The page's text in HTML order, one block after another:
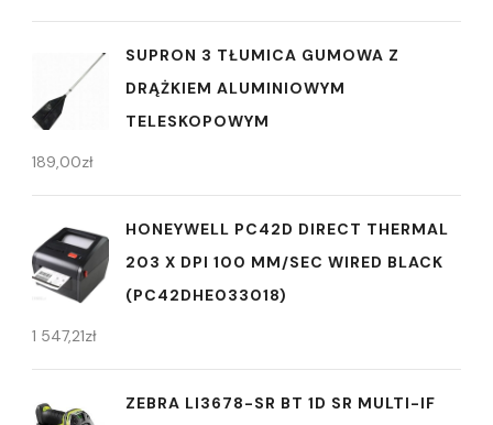
SUPRON 3 TŁUMICA GUMOWA Z
DRĄŻKIEM ALUMINIOWYM
TELESKOPOWYM
189,00zł
HONEYWELL PC42D DIRECT THERMAL
203 X DPI 100 MM/SEC WIRED BLACK
(PC42DHE033018)
1 547,21zł
ZEBRA LI3678-SR BT 1D SR MULTI-IF